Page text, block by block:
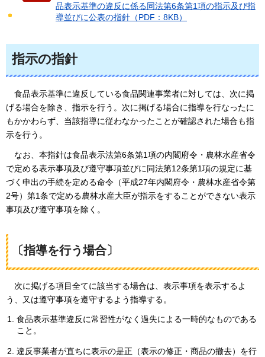
品表示基準の違反に係る同法第6条第1項の指示及び指
導並びに公表の指針（PDF：8KB）
指示の指針
食品表示基準に違反している食品関連事業者に対しては、次に掲
げる場合を除き、指示を行う。次に掲げる場合に指導を行なったに
もかかわらず、当該指導に従わなかったことが確認された場合も指
示を行う。
なお、 本指針は食品表示法第6条第1項の内閣府令・農林水産省令
で定める表示事項及び遵守事項並びに同法第12条第1項の規定に基
づく申出の手続を定める命令（平成27年内閣府令・農林水産省令第
2号）第1条で定める農林水産大臣が指示をすることができない表示
事項及び遵守事項を除く。
〔指導を行う場合〕
次に掲げる項目全てに該当する場合は、表示事項を表示するよ
う、又は遵守事項を遵守するよう指導する。
食品表示基準違反に常習性がなく過失による一時的なものである
こと。
違反事業者が直ちに表示の是正（表示の修正・商品の撤去）を行